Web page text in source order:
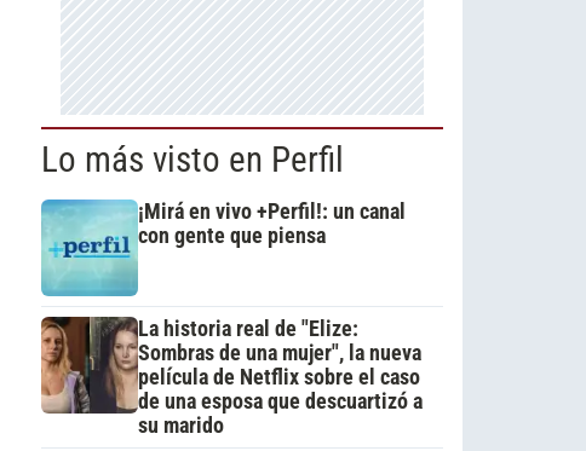
Lo más visto en Perfil
¡Mirá en vivo +Perfil!: un canal
con gente que piensa
La historia real de "Elize:
Sombras de una mujer", la nueva
película de Netflix sobre el caso
de una esposa que descuartizó a
su marido